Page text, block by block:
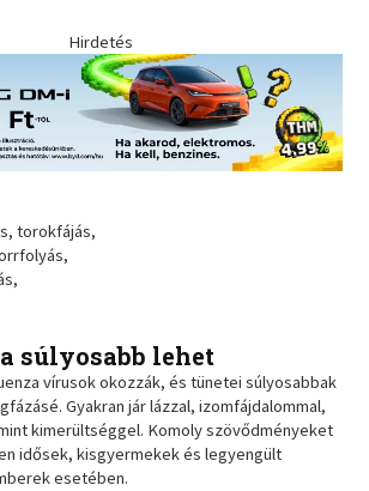
Hirdetés
torokfájás,
súlyosabb lehet
vírusok okozzák, és tünetei súlyosabbak
Gyakran jár lázzal, izomfájdalommal,
kimerültséggel. Komoly szövődményeket
idősek, kisgyermekek és legyengült
esetében.